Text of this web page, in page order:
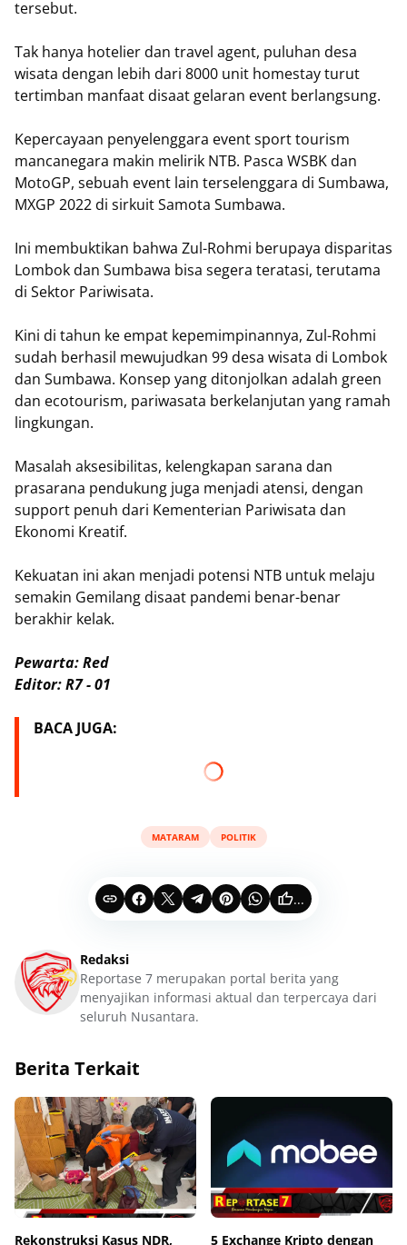
tersebut.
Tak hanya hotelier dan travel agent, puluhan desa
wisata dengan lebih dari 8000 unit homestay turut
tertimban manfaat disaat gelaran event berlangsung.
Kepercayaan penyelenggara event sport tourism
mancanegara makin melirik NTB. Pasca WSBK dan
MotoGP, sebuah event lain terselenggara di Sumbawa,
MXGP 2022 di sirkuit Samota Sumbawa.
Ini membuktikan bahwa Zul-Rohmi berupaya disparitas
Lombok dan Sumbawa bisa segera teratasi, terutama
di Sektor Pariwisata.
Kini di tahun ke empat kepemimpinannya, Zul-Rohmi
sudah berhasil mewujudkan 99 desa wisata di Lombok
dan Sumbawa. Konsep yang ditonjolkan adalah green
dan ecotourism, pariwasata berkelanjutan yang ramah
lingkungan.
Masalah aksesibilitas, kelengkapan sarana dan
prasarana pendukung juga menjadi atensi, dengan
support penuh dari Kementerian Pariwisata dan
Ekonomi Kreatif.
Kekuatan ini akan menjadi potensi NTB untuk melaju
semakin Gemilang disaat pandemi benar-benar
berakhir kelak.
Pewarta: Red
Editor: R7 - 01
BACA JUGA:
MATARAM POLITIK
...
Redaksi
Reportase 7 merupakan portal berita yang
menyajikan informasi aktual dan terpercaya dari
seluruh Nusantara.
Berita Terkait
Rekonstruksi Kasus NDR,
5 Exchange Kripto dengan